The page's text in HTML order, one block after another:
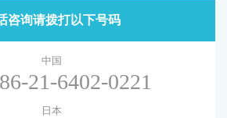
咨询请拨打以下号码
中国
21-6402-0221
日本